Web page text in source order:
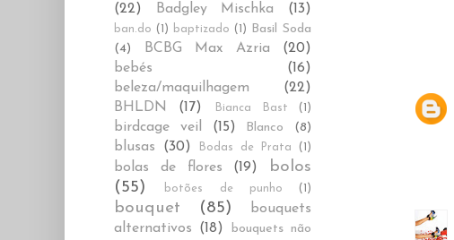
(22)
Badgley Mischka (13)
ban.do (1) baptizado (1)
Basil Soda
(4)
BCBG Max Azria
(20)
bebés
(16)
beleza/maquilhagem
(22)
BHLDN
(17) Bianca Bast (1)
birdcage veil (15) Blanco (8)
blusas (30) Bodas de Prata (1)
bolas de flores (19)
bolos
(55)
botões de punho (1)
bouquet (85)
bouquets
alternativos
(18)
bouquets não